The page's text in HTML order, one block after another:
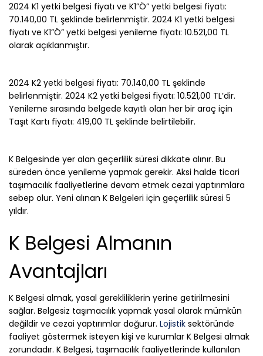
2024 K1 yetki belgesi fiyatı ve K1”Ö” yetki belgesi fiyatı:
70.140,00 TL şeklinde belirlenmiştir. 2024 K1 yetki belgesi
fiyatı ve K1”Ö” yetki belgesi yenileme fiyatı: 10.521,00 TL
olarak açıklanmıştır.
2024 K2 yetki belgesi fiyatı: 70.140,00 TL şeklinde
belirlenmiştir. 2024 K2 yetki belgesi fiyatı: 10.521,00 TL’dir.
Yenileme sırasında belgede kayıtlı olan her bir araç için
Taşıt Kartı fiyatı: 419,00 TL şeklinde belirtilebilir.
K Belgesinde yer alan geçerlilik süresi dikkate alınır. Bu
süreden önce yenileme yapmak gerekir. Aksi halde ticari
taşımacılık faaliyetlerine devam etmek cezai yaptırımlara
sebep olur. Yeni alınan K Belgeleri için geçerlilik süresi 5
yıldır.
K Belgesi Almanın
Avantajları
K Belgesi almak, yasal gerekliliklerin yerine getirilmesini
sağlar. Belgesiz taşımacılık yapmak yasal olarak mümkün
değildir ve cezai yaptırımlar doğurur. Lojistik sektöründe
faaliyet göstermek isteyen kişi ve kurumlar K Belgesi almak
zorundadır. K Belgesi, taşımacılık faaliyetlerinde kullanılan